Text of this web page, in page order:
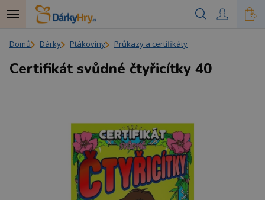
Domů Dárky Ptákoviny Průkazy a certifikáty
Certifikát svůdné čtyřicítky 40